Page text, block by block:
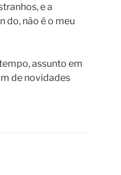
e a
do, não é o meu
assunto em
de novidades